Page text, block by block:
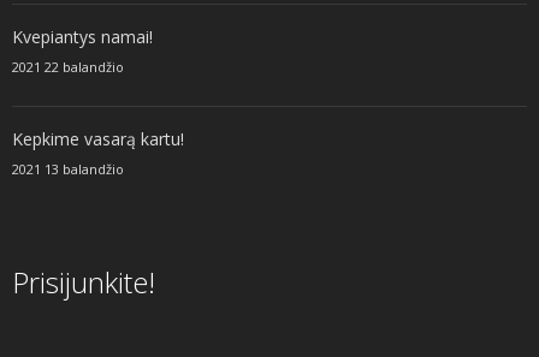
Kvepiantys namai!
2021 22 balandžio
Kepkime vasarą kartu!
2021 13 balandžio
Prisijunkite!